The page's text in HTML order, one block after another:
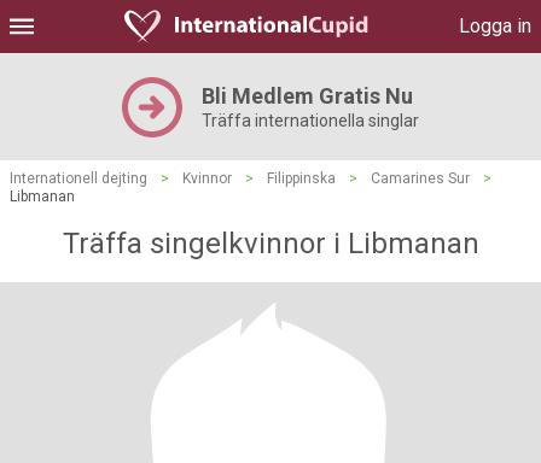
Logga in
Bli Medlem Gratis Nu
Träffa internationella singlar
Internationell dejting > Kvinnor > Filippinska > Camarines Sur
>
Libmanan
Träffa singelkvinnor i Libmanan